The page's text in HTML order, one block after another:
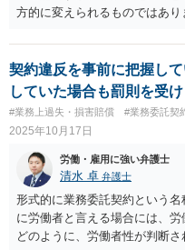
方的に変えられるものではあ
約解約日の3ヶ月前に通知しな
すが、これは同意していない
うものではありません。 オー
であれば、契約書を持参の上、
めします。 場合によっては、
ると解釈できる可能性もありま
契約違反を事前に把握し
していた場合も罰則を受
#業務上過失・損害賠償 #業務委託契
2025年10月17日
労働・雇用に強い弁護士
清水 卓 弁護士
形式的に業務委託契約という
に労働者と言える場合には、
どのように、労働者性が判断